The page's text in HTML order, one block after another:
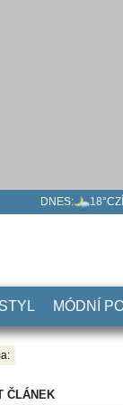
DNES: 18°C
MÓDNÍ
ČLÁNEK